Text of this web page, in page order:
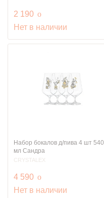
2 190 руб.
o
Нет в наличии
Набор бокалов д/пива 4 шт 540
мл Сандра
CRYSTALEX
4 590 руб.
o
Нет в наличии